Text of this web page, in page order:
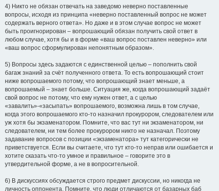
4) Никто не обязан отвечать на заведомо неверно поставленные
вопросы, исходя из принципа «неверно поставленный вопрос не может
содержать верного ответа». Но даже и в этом случае вопрос не может
быть проигнорирован – вопрошающий обязан получить свой ответ в
любом случае, хотя бы и в форме «ваш вопрос поставлен неверно» или
«ваш вопрос сформулирован непонятным образом».
5) Вопросы здесь задаются с единственной целью – пополнить свой
багаж знаний за счёт полученного ответа. То есть вопрошающий стоит
ниже вопрошаемого потому, что вопрошающий знает меньше, а
вопрошаемый – знает больше. Ситуация же, когда вопрошающий задаёт
свой вопрос не потому, что ему нужен ответ, а с целью
«завалить»-«засыпать» вопрошаемого, возможна лишь в том случае,
когда этого вопрошаемого кто-то назначил прокурором, следователем или
уж хотя бы экзаменатором. Помните, что вас тут ни экзаменатором, ни
следователем, ни тем более прокурором никто не назначал. Поэтому
задавание вопросов с позиции «экзаменатора» тут категорически не
приветствуется. Если вы считаете, что тут кто-то неправ или ошибается и
хотите сказать что-то умное и правильное – говорите это в
утвердительной форме, а не в вопросительной.
6) В дискуссиях обсуждается строго предмет дискуссии, но никогда не
личность оппонента. Помните, что люди отличаются от базарных баб